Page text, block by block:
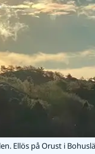
Ellös på Orust i